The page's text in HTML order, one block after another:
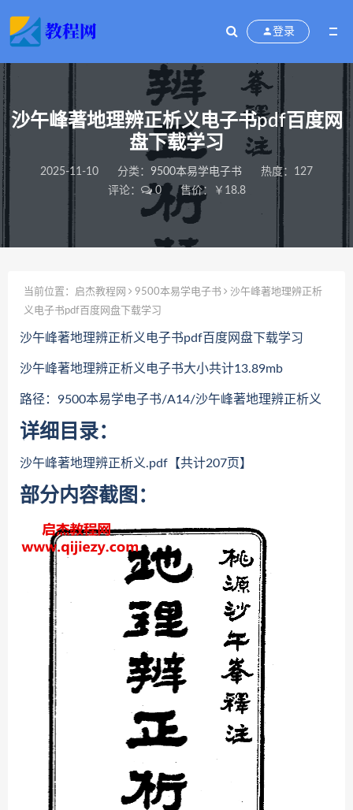
登录
沙午峰著地理辨正析义电子书pdf百度网
盘下载学习
2025-11-10 分类： 9500本易学电子书
热度：127
评论：
0 售价：￥18.8
当前位置： 启杰教程网 9500本易学电子书
沙午峰著地理辨正析
义电子书pdf百度网盘下载学习
沙午峰著地理辨正析义电子书pdf百度网盘下载学习
沙午峰著地理辨正析义电子书大小共计13.89mb
路径：9500本易学电子书/A14/沙午峰著地理辨正析义
详细目录：
沙午峰著地理辨正析义.pdf【共计207页】
部分内容截图：